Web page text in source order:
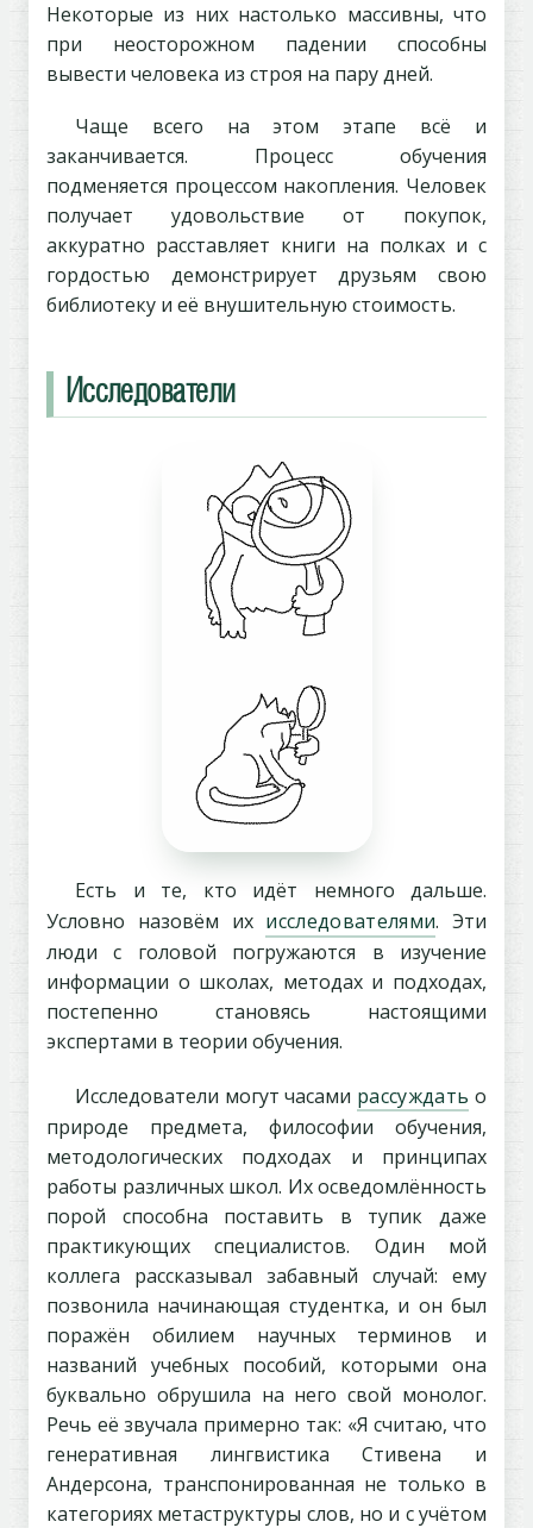
Некоторые из них настолько массивны, что
при неосторожном падении способны
вывести человека из строя на пару дней.
Чаще всего на этом этапе всё и
заканчивается. Процесс обучения
подменяется процессом накопления. Человек
получает удовольствие от покупок,
аккуратно расставляет книги на полках и с
гордостью демонстрирует друзьям свою
библиотеку и её внушительную стоимость.
Исследователи
Есть и те, кто идёт немного дальше.
Условно назовём их исследователями. Эти
люди с головой погружаются в изучение
информации о школах, методах и подходах,
постепенно становясь настоящими
экспертами в теории обучения.
Исследователи могут часами рассуждать о
природе предмета, философии обучения,
методологических подходах и принципах
работы различных школ. Их осведомлённость
порой способна поставить в тупик даже
практикующих специалистов. Один мой
коллега рассказывал забавный случай: ему
позвонила начинающая студентка, и он был
поражён обилием научных терминов и
названий учебных пособий, которыми она
буквально обрушила на него свой монолог.
Речь её звучала примерно так: «Я считаю, что
генеративная лингвистика Стивена и
Андерсона, транспонированная не только в
категориях метаструктуры слов, но и с учётом